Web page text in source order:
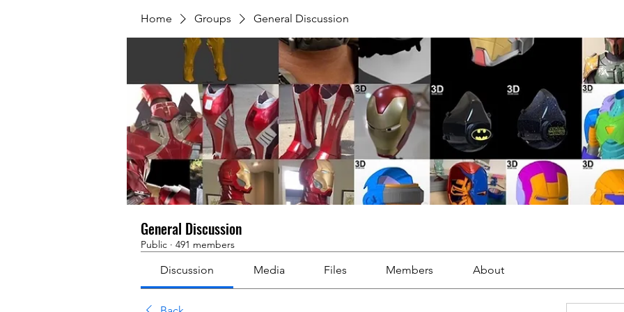
Home Groups General Discussion
General Discussion
Public · 491 members
Discussion Media Files Members About